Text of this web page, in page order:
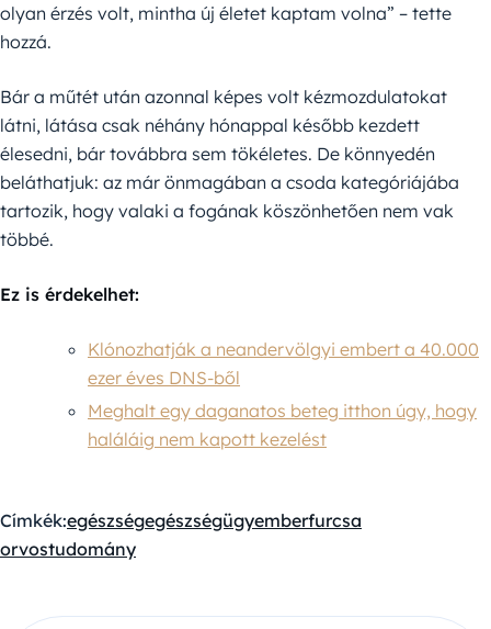
olyan érzés volt, mintha új életet kaptam volna” – tette
hozzá.
Bár a műtét után azonnal képes volt kézmozdulatokat
látni, látása csak néhány hónappal később kezdett
élesedni, bár továbbra sem tökéletes. De könnyedén
beláthatjuk: az már önmagában a csoda kategóriájába
tartozik, hogy valaki a fogának köszönhetően nem vak
többé.
Ez is érdekelhet:
Klónozhatják a neandervölgyi embert a 40.000
ezer éves DNS-ből
Meghalt egy daganatos beteg itthon úgy, hogy
haláláig nem kapott kezelést
Címkék:egészségegészségügyemberfurcsa
orvostudomány